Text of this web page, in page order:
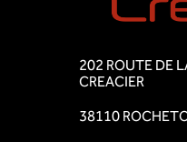
202 ROUTE DE
CREACIER
38110